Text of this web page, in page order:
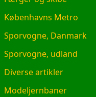
Københavns Metro
Sporvogne, Danmark
Sporvogne, udland
Diverse artikler
Modeljernbaner